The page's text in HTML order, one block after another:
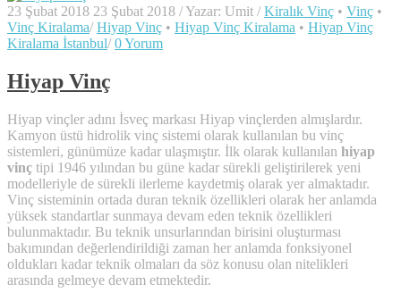
23 Şubat 2018 23 Şubat 2018 /Yazar: Umit / Kiralık Vinç • Vinç •
Vinç Kiralama/ Hiyap Vinç • Hiyap Vinç Kiralama • Hiyap Vinç
Kiralama İstanbul/ 0 Yorum
Hiyap Vinç
Hiyap vinçler adını İsveç markası Hiyap vinçlerden almışlardır.
Kamyon üstü hidrolik vinç sistemi olarak kullanılan bu vinç
sistemleri, günümüze kadar ulaşmıştır. İlk olarak kullanılan hiyap
vinç tipi 1946 yılından bu güne kadar sürekli geliştirilerek yeni
modelleriyle de sürekli ilerleme kaydetmiş olarak yer almaktadır.
Vinç sisteminin ortada duran teknik özellikleri olarak her anlamda
yüksek standartlar sunmaya devam eden teknik özellikleri
bulunmaktadır. Bu teknik unsurlarından birisini oluşturması
bakımından değerlendirildiği zaman her anlamda fonksiyonel
oldukları kadar teknik olmaları da söz konusu olan nitelikleri
arasında gelmeye devam etmektedir.